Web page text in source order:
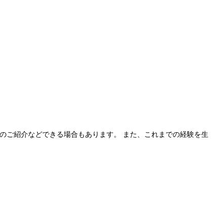
紹介などできる場合もあります。 また、これまでの経験を生